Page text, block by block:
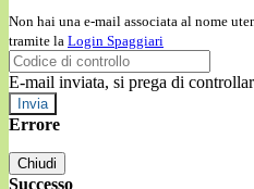
Non hai una e-mail associata al nome
tramite la Login Spaggiari
E-mail inviata, si prega di
Errore
Chiudi
Successo